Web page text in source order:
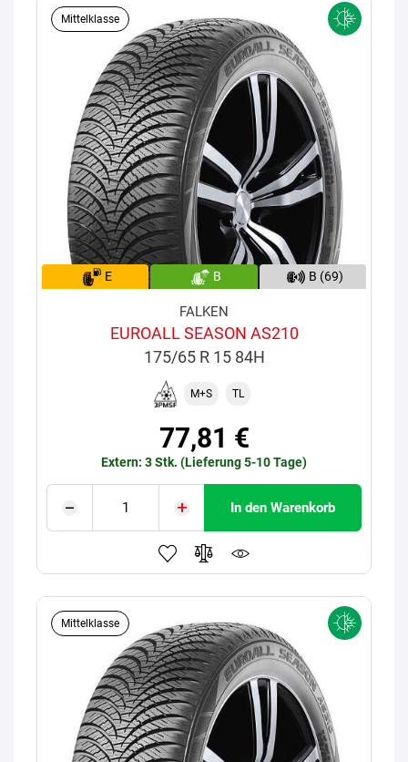
Mittelklasse
E B B (69)
FALKEN
EUROALL SEASON AS210
175/65 R 15 84H
M+S TL
77,81 €
Extern: 3 Stk. (Lieferung 5-10 Tage)
In den Warenkorb
Mittelklasse